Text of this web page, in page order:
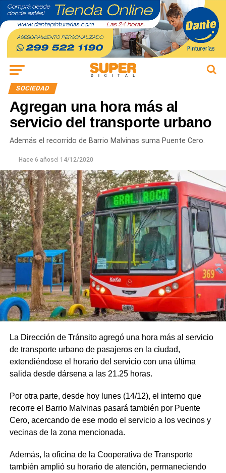
SOCIEDAD
Agregan una hora más al
servicio del transporte urbano
Además el recorrido de Barrio Malvinas suma Puente Cero.
Hace 6 añosel 14/12/2020
La Dirección de Tránsito agregó una hora más al servicio
de transporte urbano de pasajeros en la ciudad,
extendiéndose el horario del servicio con una última
salida desde dársena a las 21.25 horas.
Por otra parte, desde hoy lunes (14/12), el interno que
recorre el Barrio Malvinas pasará también por Puente
Cero, acercando de ese modo el servicio a los vecinos y
vecinas de la zona mencionada.
Además, la oficina de la Cooperativa de Transporte
también amplió su horario de atención, permaneciendo